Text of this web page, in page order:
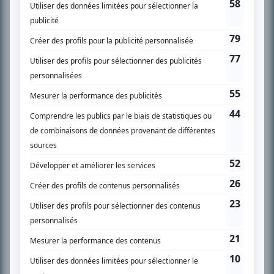
SUR LE RÉSEAU BIZZ MÉDIA
PLAN DU SITE
Accueil
Liste des oeuvres
Liste des comédiens
Recherche avancée
À propos
Nous contacter
Termes et conditions